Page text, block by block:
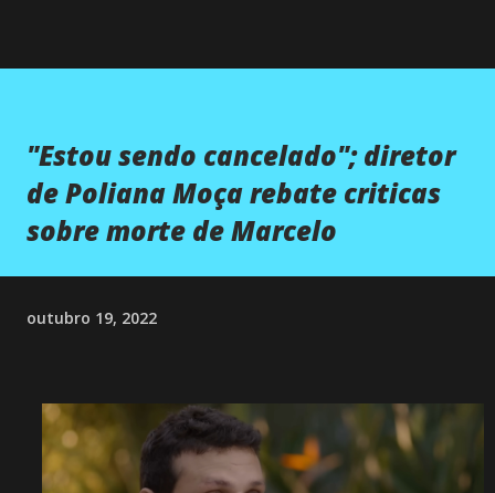
"Estou sendo cancelado"; diretor
de Poliana Moça rebate criticas
sobre morte de Marcelo
outubro 19, 2022